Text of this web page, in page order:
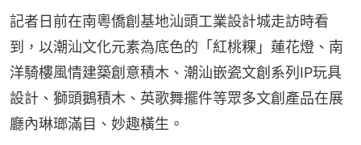
記者日前在南粵僑創基地汕頭工業設計城走訪時看
到，以潮汕文化元素為底色的「紅桃粿」蓮花燈、南
洋騎樓風情建築創意積木、潮汕嵌瓷文創系列IP玩具
設計、獅頭鵝積木、英歌舞擺件等眾多文創產品在展
廳內琳瑯滿目、妙趣橫生。